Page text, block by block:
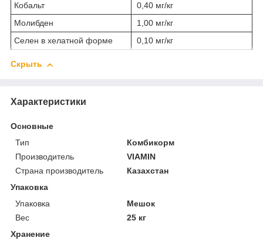
Кобальт
0,40 мг/кг
Молибден
1,00 мг/кг
Селен в хелатной форме
0,10 мг/кг
Скрыть
Характеристики
Основные
Тип
Комбикорм
Производитель
VIAMIN
Страна производитель
Казахстан
Упаковка
Упаковка
Мешок
Вес
25 кг
Хранение